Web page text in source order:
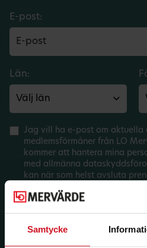
Samtycke
E-post:
Län:
Jag vill ha e-post om aktuella
medlemsförmåner från LO
kommer att hantera mina
med allmänna
kan när som helst avsluta